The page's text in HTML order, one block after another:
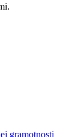
gramotnosti